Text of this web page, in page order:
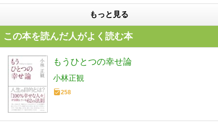
もっと見る
この本を読んだ人がよく読む本
もうひとつの幸せ論
小林正観
258